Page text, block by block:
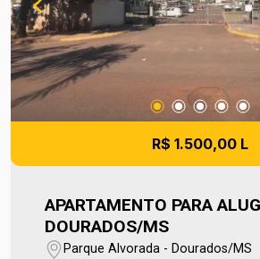
apresentar pequenas variações.
R$ 1.500,00 L
APARTAMENTO PARA
DOURADOS/MS
Parque Alvorada - Dourados/MS